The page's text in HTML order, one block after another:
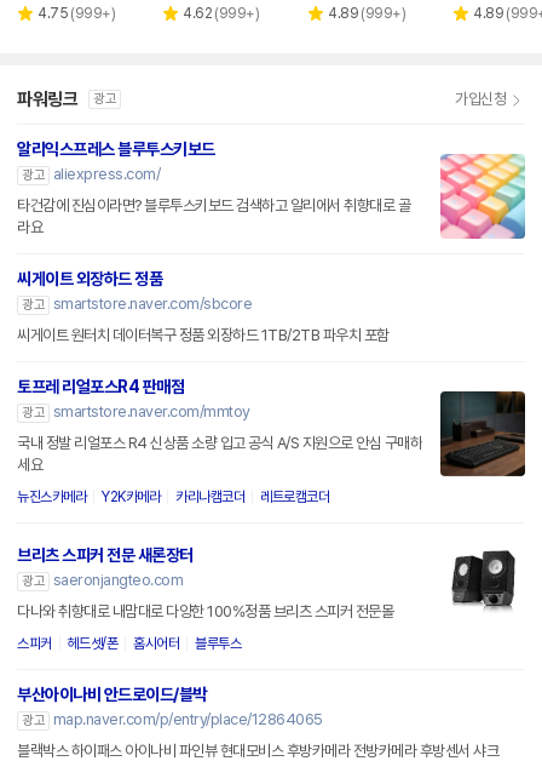
별 4.75 리
(999+)
별 4.62 리
(999+)
별 4.89 리
(999+)
별 4.89 리
(
파워링크 광고 가입신청
알리익스프레스 블루투스키보드
광고
aliexpress.com/
타건감에 진심이라면? 블루투스키보드 검색하고 알리에서 취향대로 골
라요
씨게이트 외장하드 정품
광고 smartstore.naver.com/sbcore
씨게이트 원터치 데이터복구 정품 외장하드 1TB/2TB 파우치 포함
토프레 리얼포스R4 판매점
광고 smartstore.naver.com/mmtoy
국내 정발 리얼포스 R4 신상품 소량 입고 공식 A/S 지원으로 안심 구매하
세요
뉴진스카메라 Y2K카메라 카리나캠코더 레트로캠코더
브리츠 스피커 전문 새론장터
광고 saeronjangteo.com
다나와 취향대로 내맘대로 다양한 100%정품 브리츠 스피커 전문몰
스피커 헤드셋/폰 홈시어터 블루투스
부산아이나비 안드로이드/블박
광고
map.naver.com/p/entry/place/12864065
블랙박스 하이패스 아이나비 파인뷰 현대모비스 후방카메라 전방카메라 후방센서 샤크